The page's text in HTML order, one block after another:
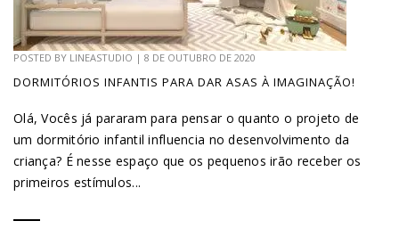
POSTED BY LINEASTUDIO | 8 DE OUTUBRO DE 2020
DORMITÓRIOS INFANTIS PARA DAR ASAS À IMAGINAÇÃO!
Olá, Vocês já pararam para pensar o quanto o projeto de
um dormitório infantil influencia no desenvolvimento da
criança? É nesse espaço que os pequenos irão receber os
primeiros estímulos...